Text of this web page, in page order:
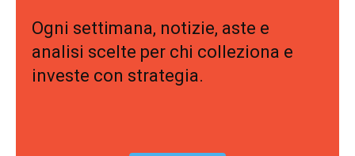
Ogni settimana, notizie, aste e
analisi scelte per chi colleziona e
investe con strategia.